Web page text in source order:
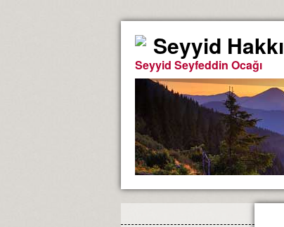
Seyyid Hakkı
Seyyid Seyfeddin Ocağı